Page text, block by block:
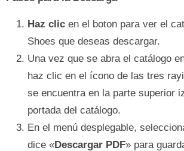
Haz clic en el boton para ver el
Shoes que deseas descargar.
Una vez que se abra el catálogo
haz clic en el ícono de las tres
se encuentra en la parte superior
portada del catálogo.
En el menú desplegable,
dice «Descargar PDF» para